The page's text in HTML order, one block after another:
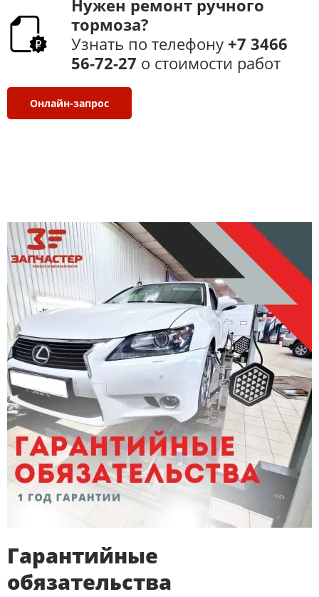
Нужен ремонт ручного
тормоза​​​?
Узнать по телефону +7 3466
56-72-27​ ​ о стоимости работ​
Онлайн-запрос
Гарантийные
обязательства